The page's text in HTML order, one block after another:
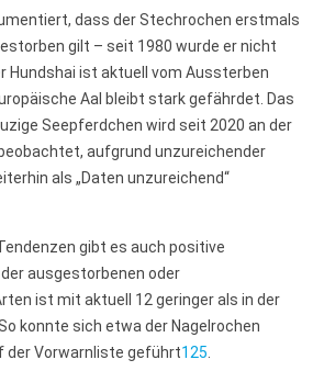
dass der Stechrochen erstmals
gilt – seit 1980 wurde er nicht
Hundshai ist aktuell vom Aussterben
Aal bleibt stark gefährdet. Das
Seepferdchen wird seit 2020 an der
aufgrund unzureichender
als „Daten unzureichend“
gibt es auch positive
ausgestorbenen oder
ist mit aktuell 12 geringer als in der
konnte sich etwa der Nagelrochen
der Vorwarnliste geführt125.